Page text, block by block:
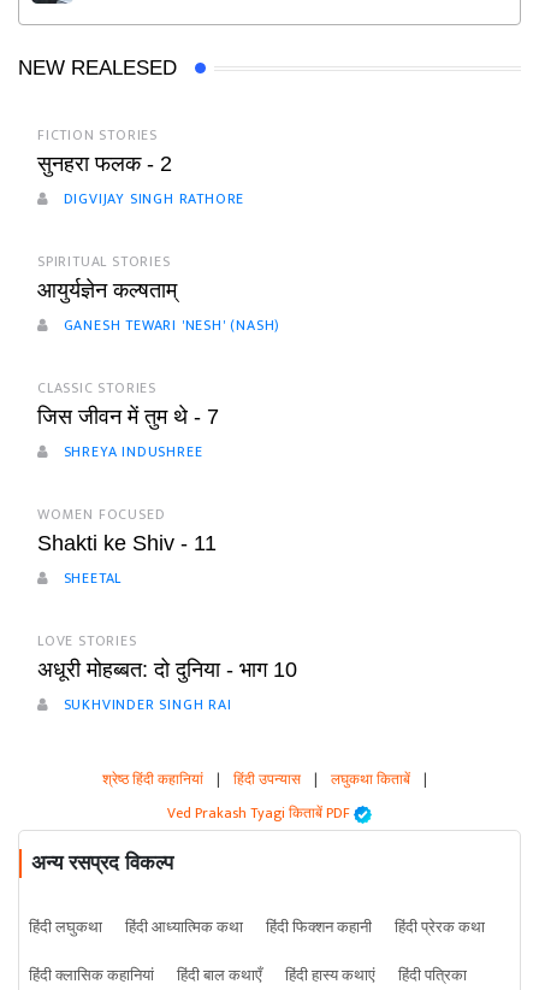
NEW REALESED
FICTION STORIES
सुनहरा फलक - 2
DIGVIJAY SINGH RATHORE
SPIRITUAL STORIES
आयुर्यज्ञेन कल्षताम्
GANESH TEWARI 'NESH' (NASH)
CLASSIC STORIES
जिस जीवन में तुम थे - 7
SHREYA INDUSHREE
WOMEN FOCUSED
Shakti ke Shiv - 11
SHEETAL
LOVE STORIES
अधूरी मोहब्बत: दो दुनिया - भाग 10
SUKHVINDER SINGH RAI
श्रेष्ठ हिंदी कहानियां | हिंदी उपन्यास | लघुकथा किताबें |
Ved Prakash Tyagi किताबें PDF
अन्य रसप्रद विकल्प
हिंदी लघुकथा हिंदी आध्यात्मिक कथा हिंदी फिक्शन कहानी
हिंदी प्रेरक कथा
हिंदी क्लासिक कहानियां
हिंदी बाल कथाएँ हिंदी हास्य कथाएं
हिंदी पत्रिका